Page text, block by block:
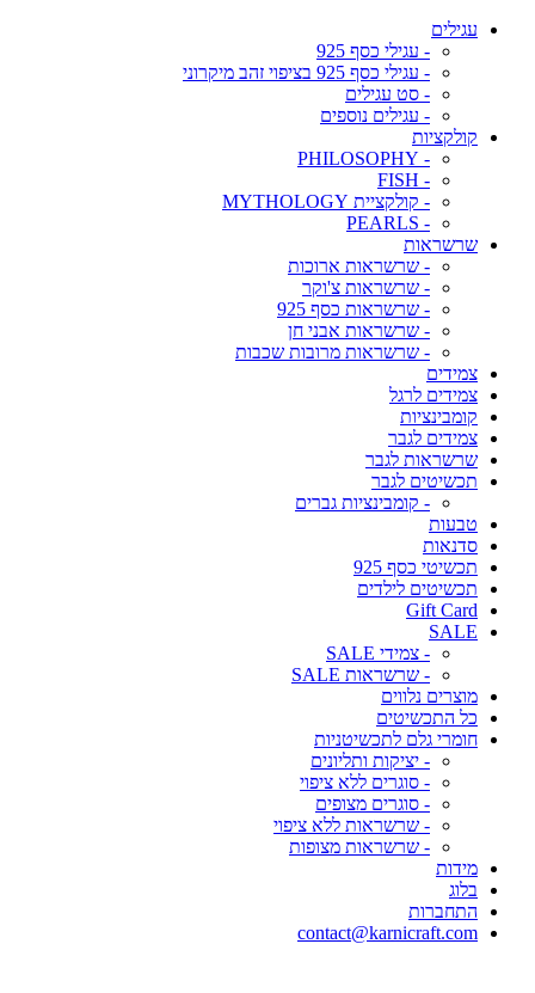
עגילים
- עגילי כסף 925
- עגילי כסף 925 בציפוי זהב מיקרוני
- סט עגילים
- עגילים נוספים
קולקציות
- PHILOSOPHY
- FISH
- קולקציית MYTHOLOGY
- PEARLS
שרשראות
- שרשראות ארוכות
- שרשראות צ'וקר
- שרשראות כסף 925
- שרשראות אבני חן
- שרשראות מרובות שכבות
צמידים
צמידים לרגל
קומבינציות
צמידים לגבר
שרשראות לגבר
תכשיטים לגבר
- קומבינציות גברים
טבעות
סדנאות
תכשיטי כסף 925
תכשיטים לילדים
Gift Card
SALE
- צמידי SALE
- שרשראות SALE
מוצרים נלווים
כל התכשיטים
חומרי גלם לתכשיטניות
- יציקות ותליונים
- סוגרים ללא ציפוי
- סוגרים מצופים
- שרשראות ללא ציפוי
- שרשראות מצופות
מידות
בלוג
התחברות
contact@karnicraft.com